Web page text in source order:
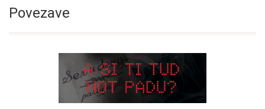
Povezave